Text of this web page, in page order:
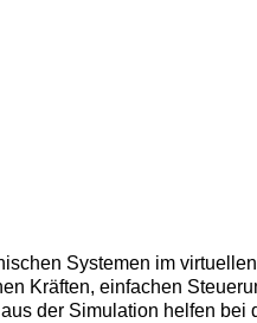
Systemen im
Kräften, einfachen
der Simulation helfen bei